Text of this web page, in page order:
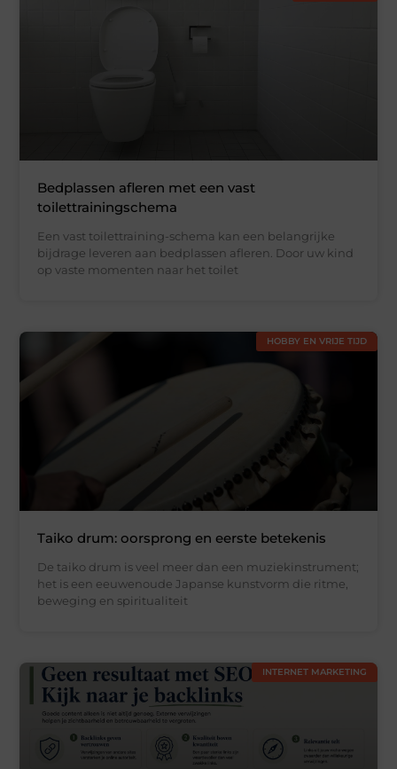
Bedplassen afleren met een vast
toilettrainingschema
Een vast toilettraining-schema kan een belangrijke
bijdrage leveren aan bedplassen afleren. Door uw kind
op vaste momenten naar het toilet
HOBBY EN VRIJE TIJD
Taiko drum: oorsprong en eerste betekenis
De taiko drum is veel meer dan een muziekinstrument;
het is een eeuwenoude Japanse kunstvorm die ritme,
beweging en spiritualiteit
INTERNET MARKETING